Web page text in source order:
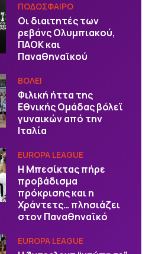
ΠΟΔΟΣΦΑΙΡΟ
Οι διαιτητές των
ρεβάνς Ολυμπιακού,
ΠΑΟΚ και
Παναθηναϊκού
ΒOΛΕΙ
Φιλική ήττα της
Εθνικής Ομάδας βόλεϊ
γυναικών από την
Ιταλία
EUROPA LEAGUE
Η Μπεσίκτας πήρε
προβάδισμα
πρόκρισης και η
Χράντετς… πλησιάζει
στον Παναθηναϊκό
EUROPA LEAGUE